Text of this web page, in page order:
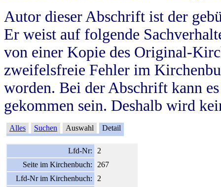
Autor dieser Abschrift ist der
Er weist auf folgende
von einer Kopie des Original-
zweifelsfreie Fehler im
worden. Bei der Abschrift kann
gekommen sein. Deshalb wird
Alles Suchen Auswahl Detail
Lfd-Nr:
2
Seite im Kirchenbuch:
267
Lfd-Nr im Kirchenbuch:
2